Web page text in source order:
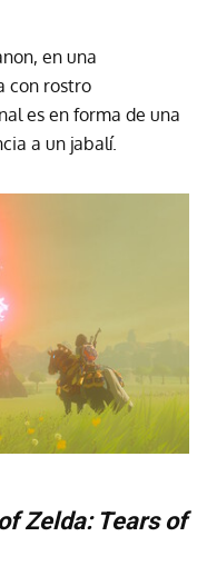
en una
con rostro
es en forma de una
a un jabalí.
Zelda: Tears of